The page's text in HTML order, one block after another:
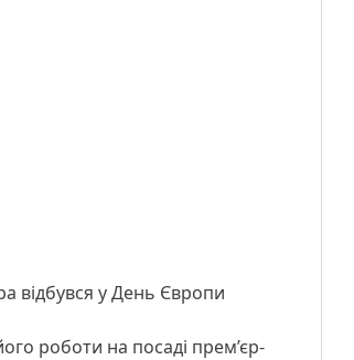
відбувся у День Європи
роботи на посаді прем’єр-